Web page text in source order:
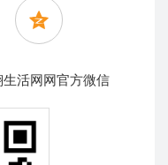
活网网官方微信